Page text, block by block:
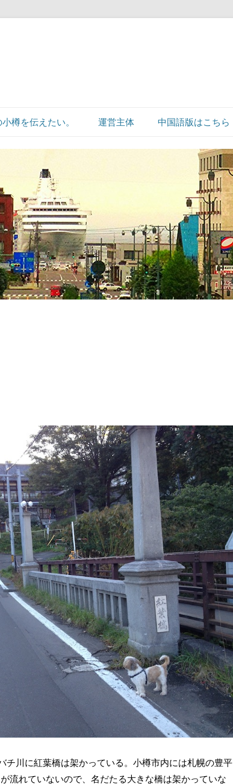
樽を伝えたい。 運営主体 中国語版はこちら
川に紅葉橋は架かっている。小樽市内には札幌の豊平
流れていないので、名だたる大きな橋は架かっていな